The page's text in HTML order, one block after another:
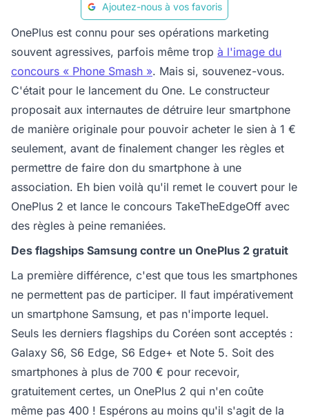
Ajoutez-nous à vos favoris
OnePlus est connu pour ses opérations marketing
souvent agressives, parfois même trop à l'image du
concours « Phone Smash ». Mais si, souvenez-vous.
C'était pour le lancement du One. Le constructeur
proposait aux internautes de détruire leur smartphone
de manière originale pour pouvoir acheter le sien à 1 €
seulement, avant de finalement changer les règles et
permettre de faire don du smartphone à une
association. Eh bien voilà qu'il remet le couvert pour le
OnePlus 2 et lance le concours TakeTheEdgeOff avec
des règles à peine remaniées.
Des flagships Samsung contre un OnePlus 2 gratuit
La première différence, c'est que tous les smartphones
ne permettent pas de participer. Il faut impérativement
un smartphone Samsung, et pas n'importe lequel.
Seuls les derniers flagships du Coréen sont acceptés :
Galaxy S6, S6 Edge, S6 Edge+ et Note 5. Soit des
smartphones à plus de 700 € pour recevoir,
gratuitement certes, un OnePlus 2 qui n'en coûte
même pas 400 ! Espérons au moins qu'il s'agit de la